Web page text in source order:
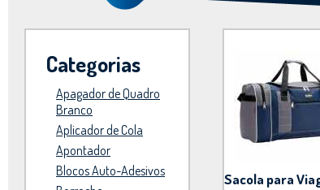
Categorias
Apagador de Quadro
Branco
Aplicador de Cola
Apontador
Blocos Auto-Adesivos
Sacola para